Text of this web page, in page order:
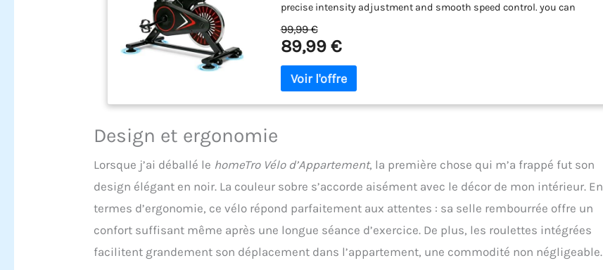
precise intensity adjustment and smooth speed control. you can
knob to control the rhythm of the exercise. It meets various needs of
cyclists, such as warm-up, fat loss, muscle building, etc. The
emergency brake lever allows for quick stopping, ensuring the safety
of the user during intensive training.Suitable for both cardio
magnetic resistance, enjoy your cycling journey：Our Quiet indoor
working, reading and sleeping without disturbing you and your
family. Fully Adjustable for Custom Comfort：The 5-way adjustable
sizes. The wide and comfortable seat cushion adds to the comfort of
cycling. It is important to note that if you are tall, you should push
seat height to your body proportions. Generally, our exercise bike is
99,99 €
89,99 €
Design et ergonomie
Lorsque j’ai déballé le homeTro Vélo d’Appartement, la première chose qui m’a frappé fut son
design élégant en noir. La couleur sobre s’accorde aisément avec le décor de mon intérieur. En
termes d’ergonomie, ce vélo répond parfaitement aux attentes : sa selle rembourrée offre un
confort suffisant même après une longue séance d’exercice. De plus, les roulettes intégrées
facilitent grandement son déplacement dans l’appartement, une commodité non négligeable.